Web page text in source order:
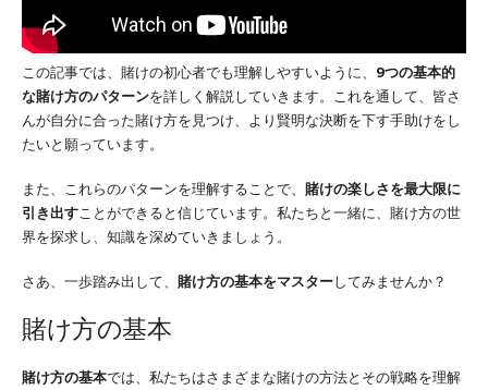
この記事では、賭けの初心者でも理解しやすいように、 9つの基本的
な賭け方のパターンを詳しく解説していきます。これを通して、皆さ
んが自分に合った賭け方を見つけ、より賢明な決断を下す手助けをし
たいと願っています。
また、これらのパターンを理解することで、 賭けの楽しさを最大限に
引き出すことができると信じています。私たちと一緒に、賭け方の世
界を探求し、知識を深めていきましょう。
さあ、一歩踏み出して、 賭け方の基本をマスターしてみませんか？
賭け方の基本
賭け方の基本では、私たちはさまざまな賭けの方法とその戦略を理解